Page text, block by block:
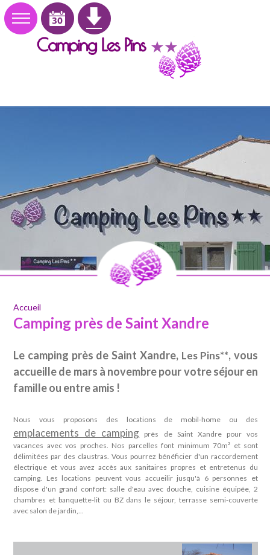
Accueil
Camping près de Saint Xandre
Le camping près de Saint Xandre, Les Pins**, vous
accueille de mars à novembre pour votre séjour en
famille ou entre amis !
Nous vous proposons des locations de mobil-home ou des
emplacements de camping près de Saint Xandre pour vos
vacances avec vos proches. Nos parcelles font minimum 70m² et sont
délimitées par des claustras. Vous pourrez bénéficier d'un raccordement
électrique et vous avez accès aux sanitaires propres et entretenus du
camping. Les locations peuvent vous accueilir jusqu'à 6 personnes et
dispose d'un grand confort: salle d'eau avec douche, cuisine équipée, 2
chambres et banquette-lit ou BZ dans le séjour, terrasse semi-couverte
avec salon de jardin,...